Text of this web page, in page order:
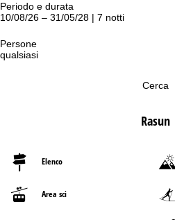
Periodo e durata
10/08/26 – 31/05/28 | 7 notti
Persone
qualsiasi
Cerca
Rasun
Elenco
Area sci